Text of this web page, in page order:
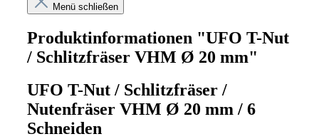
Menü schließen
Produktinformationen "UFO T-Nut
/ Schlitzfräser VHM Ø 20 mm"
UFO T-Nut / Schlitzfräser /
Nutenfräser VHM Ø 20 mm / 6
Schneiden